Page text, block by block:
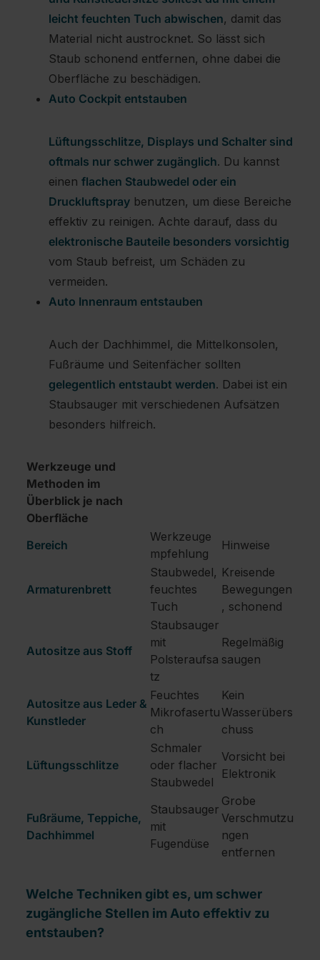
leicht feuchten Tuch abwischen, damit das
Material nicht austrocknet. So lässt sich
Staub schonend entfernen, ohne dabei die
Oberfläche zu beschädigen.
Auto Cockpit entstauben
Lüftungsschlitze, Displays und Schalter sind
oftmals nur schwer zugänglich. Du kannst
einen flachen Staubwedel oder ein
Druckluftspray benutzen, um diese Bereiche
effektiv zu reinigen. Achte darauf, dass du
elektronische Bauteile besonders vorsichtig
vom Staub befreist, um Schäden zu
vermeiden.
Auto Innenraum entstauben
Auch der Dachhimmel, die Mittelkonsolen,
Fußräume und Seitenfächer sollten
gelegentlich entstaubt werden. Dabei ist ein
Staubsauger mit verschiedenen Aufsätzen
besonders hilfreich.
Werkzeuge und
Methoden im
Überblick je nach
Oberfläche
Bereich
Werkzeuge
mpfehlung
Hinweise
Armaturenbrett
Staubwedel,
feuchtes
Tuch
Kreisende
Bewegungen
, schonend
Autositze aus Stoff
Staubsauger
mit
Polsteraufsa
tz
Regelmäßig
saugen
Autositze aus Leder &
Kunstleder
Feuchtes
Mikrofasertu
ch
Kein
Wasserübers
chuss
Lüftungsschlitze
Schmaler
oder flacher
Staubwedel
Vorsicht bei
Elektronik
Fußräume, Teppiche,
Dachhimmel
Staubsauger
mit
Fugendüse
Grobe
Verschmutzu
ngen
entfernen
Welche Techniken gibt es, um schwer
zugängliche Stellen im Auto effektiv zu
entstauben?